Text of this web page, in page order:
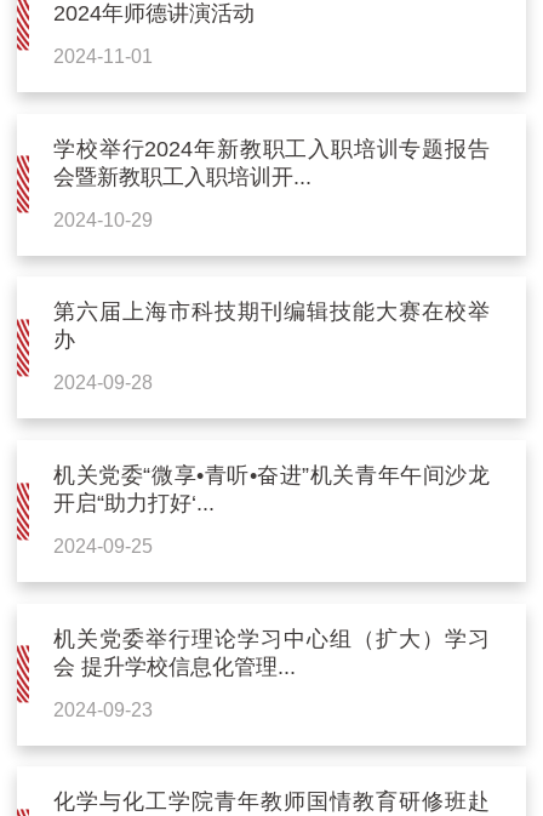
2024年师德讲演活动
2024-11-01
学校举行2024年新教职工入职培训专题报告
会暨新教职工入职培训开...
2024-10-29
第六届上海市科技期刊编辑技能大赛在校举
办
2024-09-28
机关党委“微享•青听•奋进”机关青年午间沙龙
开启“助力打好‘...
2024-09-25
机关党委举行理论学习中心组（扩大）学习
会 提升学校信息化管理...
2024-09-23
化学与化工学院青年教师国情教育研修班赴